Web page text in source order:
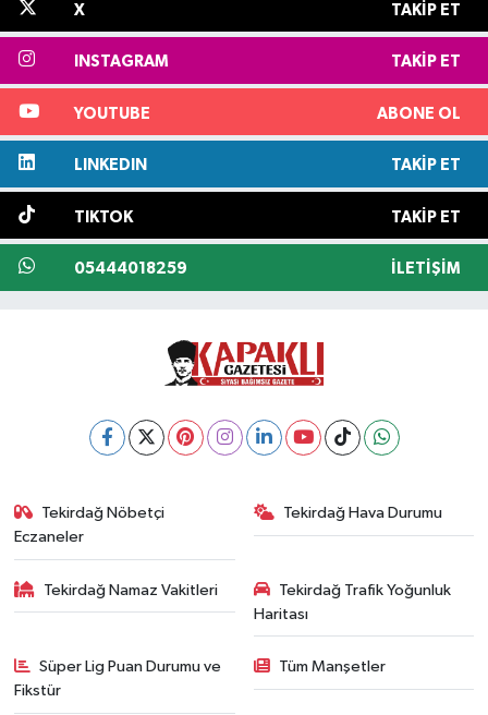
X TAKIP ET
INSTAGRAM TAKIP ET
YOUTUBE ABONE OL
LINKEDIN TAKIP ET
TIKTOK TAKIP ET
05444018259 İLETIŞIM
Tekirdağ Nöbetçi
Eczaneler
Tekirdağ Hava Durumu
Tekirdağ Namaz Vakitleri
Tekirdağ Trafik Yoğunluk
Haritası
Süper Lig Puan Durumu ve
Fikstür
Tüm Manşetler